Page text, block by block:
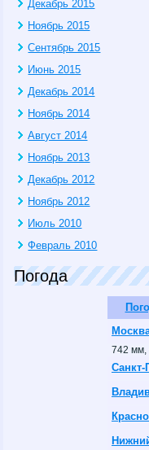
Декабрь 2015
Ноябрь 2015
Сентябрь 2015
Июнь 2015
Декабрь 2014
Ноябрь 2014
Август 2014
Ноябрь 2013
Декабрь 2012
Ноябрь 2012
Июль 2010
Февраль 2010
Погода
742 мм,
Санкт-